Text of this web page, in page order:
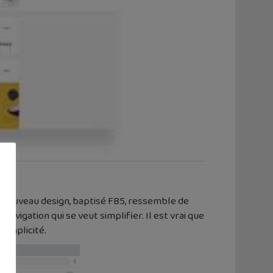
design, baptisé FB5, ressemble de
qui se veut simplifier. Il est vrai que